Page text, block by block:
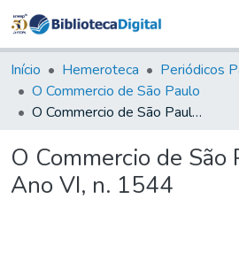
&
Coleções
Tudo na
Biblioteca
Início Hemeroteca
Periódicos
O Commercio de São Paulo
O Commercio de São Paulo, 1898, Ano VI, n. 1544
O Commercio de São
Ano VI, n. 1544